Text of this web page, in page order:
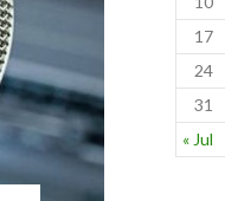
« Jul
17
24
31